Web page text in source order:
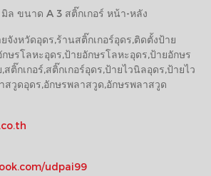
ล ขนาด A 3 สติ๊กเกอร์ หน้า-หลัง
จังหวัดอุดร,ร้านสติ๊กเกอร์อุดร,ติดตั้งป้าย
ษรโลหะอุดร,ป้ายอักษรโลหะอุดร,ป้ายอักษร
ติ๊กเกอร์,สติ๊กเกอร์อุดร,ป้ายไวนิลอุดร,ป้ายไว
สวูดอุดร,อักษรพลาสวูด,อักษรพลาสวูด
udpai99